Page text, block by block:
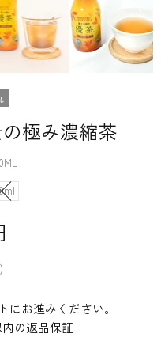
の​極み濃縮茶
お進みください。
の返品保証